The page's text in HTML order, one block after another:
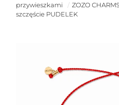
przywieszkami
/ ZOZO
szczęście PUDELEK